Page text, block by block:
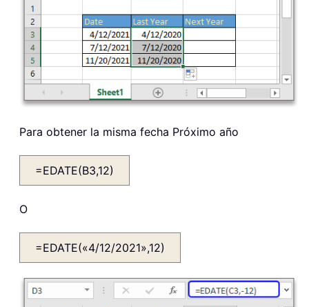
Para obtener la misma fecha Próximo año
=EDATE(B3,12)
O
=EDATE(«4/12/2021»,12)